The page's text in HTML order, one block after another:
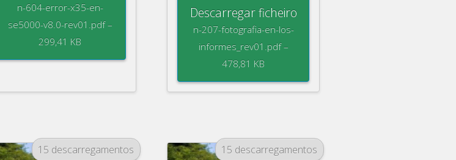
n-604-error-x35-en-
se5000-v8.0-rev01.pdf –
299,41 KB
Descarregar ficheiro
n-207-fotografia-en-los-
informes_rev01.pdf –
478,81 KB
15 descarregamentos 15 descarregamentos